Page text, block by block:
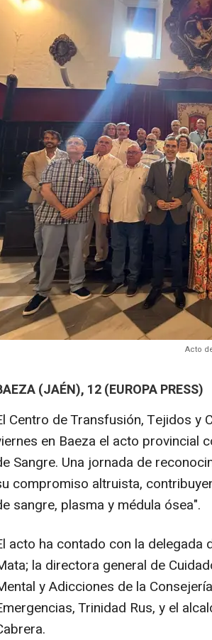
Acto
(JAÉN), 12 (EUROPA PRESS)
Centro de Transfusión, Tejidos y
en Baeza el acto provincial
Sangre. Una jornada de
compromiso altruista,
sangre, plasma y médula ósea".
acto ha contado con la delegada
la directora general de
y Adicciones de la
Trinidad Rus, y el